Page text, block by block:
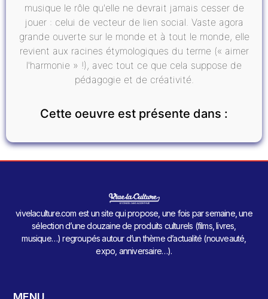
musique le rôle qu'elle ne devrait jamais cesser de
jouer : celui de vecteur de lien social. Vaste agora
grande ouverte sur le monde et à tout le monde, elle
revient aux racines étymologiques du terme (« aimer
l'harmonie » !), avec tout ce que cela suppose de
pédagogie et de créativité.
Cette oeuvre est présente dans :
vivelaculture.com est un site qui propose, une fois par semaine, une
sélection d’une douzaine de produits culturels (films, livres,
musique…) regroupés autour d’un thème d’actualité (nouveauté,
expo, anniversaire…).